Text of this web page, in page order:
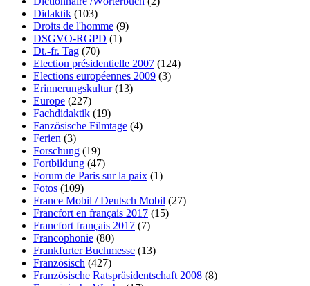
Didaktik (103)
Droits de l'homme (9)
DSGVO-RGPD (1)
Dt.-fr. Tag (70)
Election présidentielle 2007 (124)
Elections européennes 2009 (3)
Erinnerungskultur(13)
Europe (227)
Fachdidaktik (19)
Fanzösische Filmtage (4)
Ferien (3)
Forschung (19)
Fortbildung (47)
Forum de Paris sur la paix (1)
Fotos (109)
France Mobil / Deutsch Mobil (27)
Francfort en français 2017 (15)
Francfort français 2017 (7)
Francophonie (80)
Frankfurter Buchmesse (13)
Französisch (427)
Französische Ratspräsidentschaft 2008 (8)